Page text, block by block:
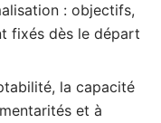
: objectifs,
fixés dès le départ
la capacité
et à